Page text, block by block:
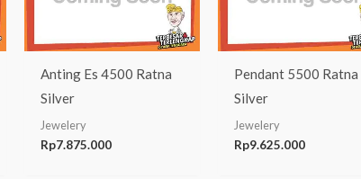
Anting Es 4500 Ratna
Silver
Jewelery
Rp7.875.000
Pendant 5500 Ratna
Silver
Jewelery
Rp9.625.000